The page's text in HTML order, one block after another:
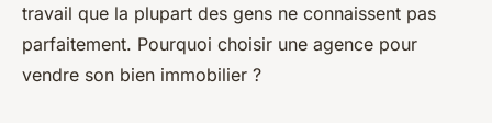
lothaire •12 décembre 2022•2 min de lecture
travail que la plupart des gens ne connaissent pas
parfaitement. Pourquoi choisir une agence pour
vendre son bien immobilier ?